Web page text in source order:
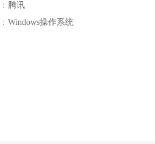
腾讯
Windows操作系统